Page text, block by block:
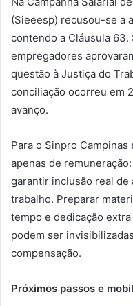
(Sieeesp) recusou-se a
contendo a Cláusula
empregadores
questão à Justiça do
conciliação ocorreu em
avanço.
Para o Sinpro Campinas
apenas de
garantir inclusão real de
trabalho. Preparar
tempo e dedicação
podem ser
compensação.
Próximos passos e